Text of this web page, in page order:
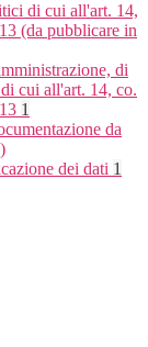
di cui all'art. 14,
(da pubblicare in
di
cui all'art. 14, co.
1
da
dei dati 1